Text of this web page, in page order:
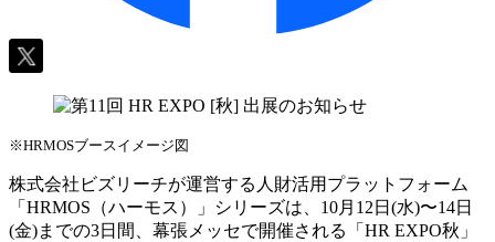
※HRMOSブースイメージ図
株式会社ビズリーチが運営する人財活用プラットフォーム
「HRMOS（ハーモス）」シリーズは、10月12日(水)〜14日
(金)までの3日間、幕張メッセで開催される「HR EXPO秋」